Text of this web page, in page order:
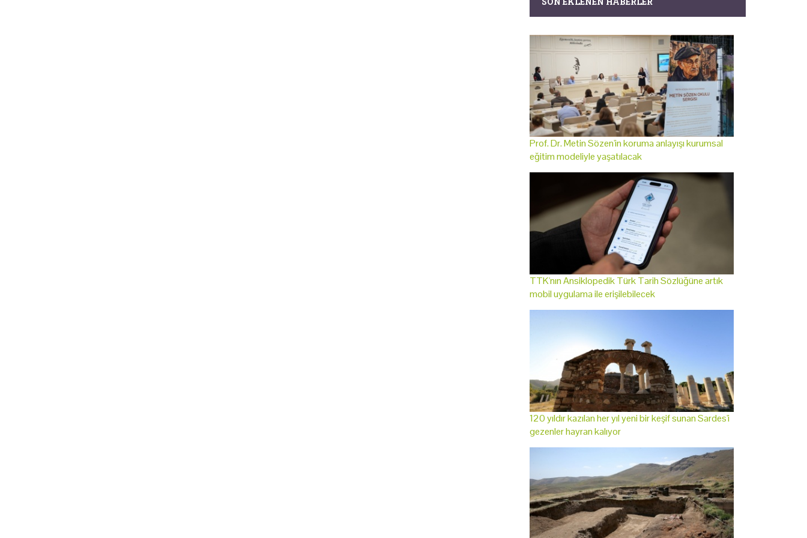
Prof. Dr. Metin Sözen'in koruma anlayışı kurumsal
eğitim modeliyle yaşatılacak
TTK'nın Ansiklopedik Türk Tarih Sözlüğüne artık
mobil uygulama ile erişilebilecek
120 yıldır kazılan her yıl yeni bir keşif sunan Sardes'i
gezenler hayran kalıyor